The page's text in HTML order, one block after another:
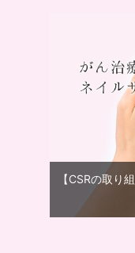
【CSRの取り